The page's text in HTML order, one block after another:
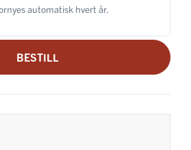
automatisk hvert år.
BESTILL